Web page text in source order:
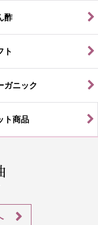
酢
ト
ガニック
ト商品